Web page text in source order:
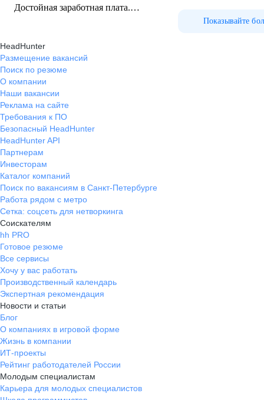
Достойная заработная плата.
подскажут, всегда на связи, всегда
на стороне своих сотрудников.
Особенно порадовало, что
работодатель выполняет все свои
обязательства, озвученые при
трудоустройстве.
Показывайте
HeadHunter
Размещение вакансий
Поиск по резюме
О компании
Наши вакансии
Реклама на сайте
Требования к ПО
Безопасный HeadHunter
HeadHunter API
Партнерам
Инвесторам
Каталог компаний
Поиск по вакансиям в Санкт-Петербурге
Работа рядом с метро
Сетка: соцсеть для нетворкинга
Соискателям
hh PRO
Готовое резюме
Все сервисы
Хочу у вас работать
Производственный календарь
Экспертная рекомендация
Новости и статьи
Блог
О компаниях в игровой форме
Жизнь в компании
ИТ-проекты
Рейтинг работодателей России
Молодым специалистам
Карьера для молодых специалистов